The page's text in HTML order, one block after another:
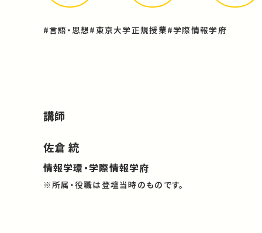
#言語・思想#東京大学正規授業#学際情報学府
講師
佐倉 統
情報学環・学際情報学府
※所属・役職は登壇当時のものです。